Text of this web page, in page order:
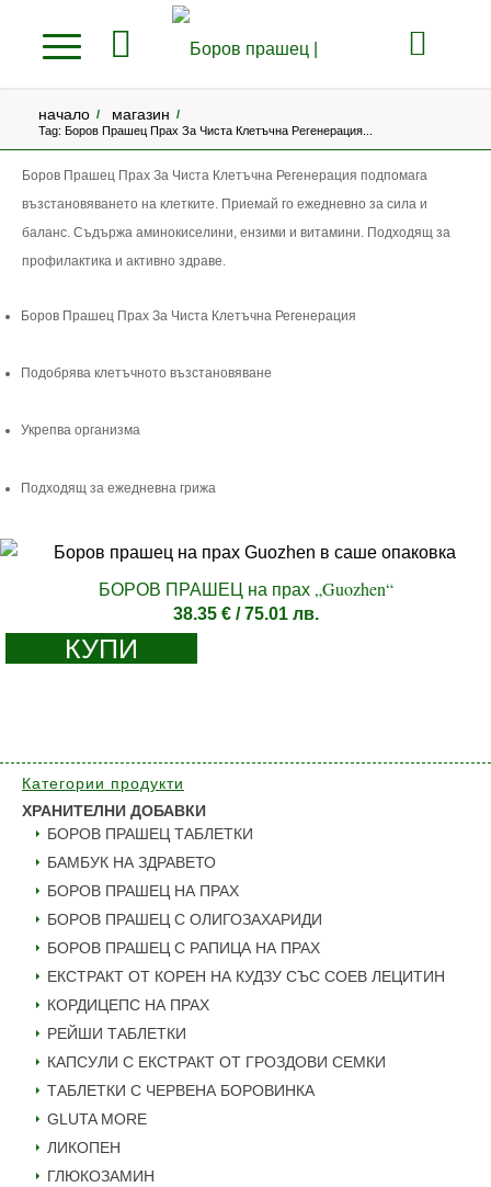
начало / магазин /
Tag: Боров Прашец Прах За Чиста Клетъчна Регенерация...
Боров Прашец Прах За Чиста Клетъчна Регенерация подпомага
възстановяването на клетките. Приемай го ежедневно за сила и
баланс. Съдържа аминокиселини, ензими и витамини. Подходящ за
профилактика и активно здраве.
Боров Прашец Прах За Чиста Клетъчна Регенерация
Подобрява клетъчното възстановяване
Укрепва организма
Подходящ за ежедневна грижа
БОРОВ ПРАШЕЦ на прах „Guozhen“
38.35 €/ 75.01 лв.
КУПИ
Категории продукти
ХРАНИТЕЛНИ ДОБАВКИ
БОРОВ ПРАШЕЦ ТАБЛЕТКИ
БАМБУК НА ЗДРАВЕТО
БОРОВ ПРАШЕЦ НА ПРАХ
БОРОВ ПРАШЕЦ С ОЛИГОЗАХАРИДИ
БОРОВ ПРАШЕЦ С РАПИЦА НА ПРАХ
ЕКСТРАКТ ОТ КОРЕН НА КУДЗУ СЪС СОЕВ ЛЕЦИТИН
КОРДИЦЕПС НА ПРАХ
РЕЙШИ ТАБЛЕТКИ
КАПСУЛИ С ЕКСТРАКТ ОТ ГРОЗДОВИ СЕМКИ
ТАБЛЕТКИ С ЧЕРВЕНА БОРОВИНКА
GLUTA MORE
ЛИКОПЕН
ГЛЮКОЗАМИН